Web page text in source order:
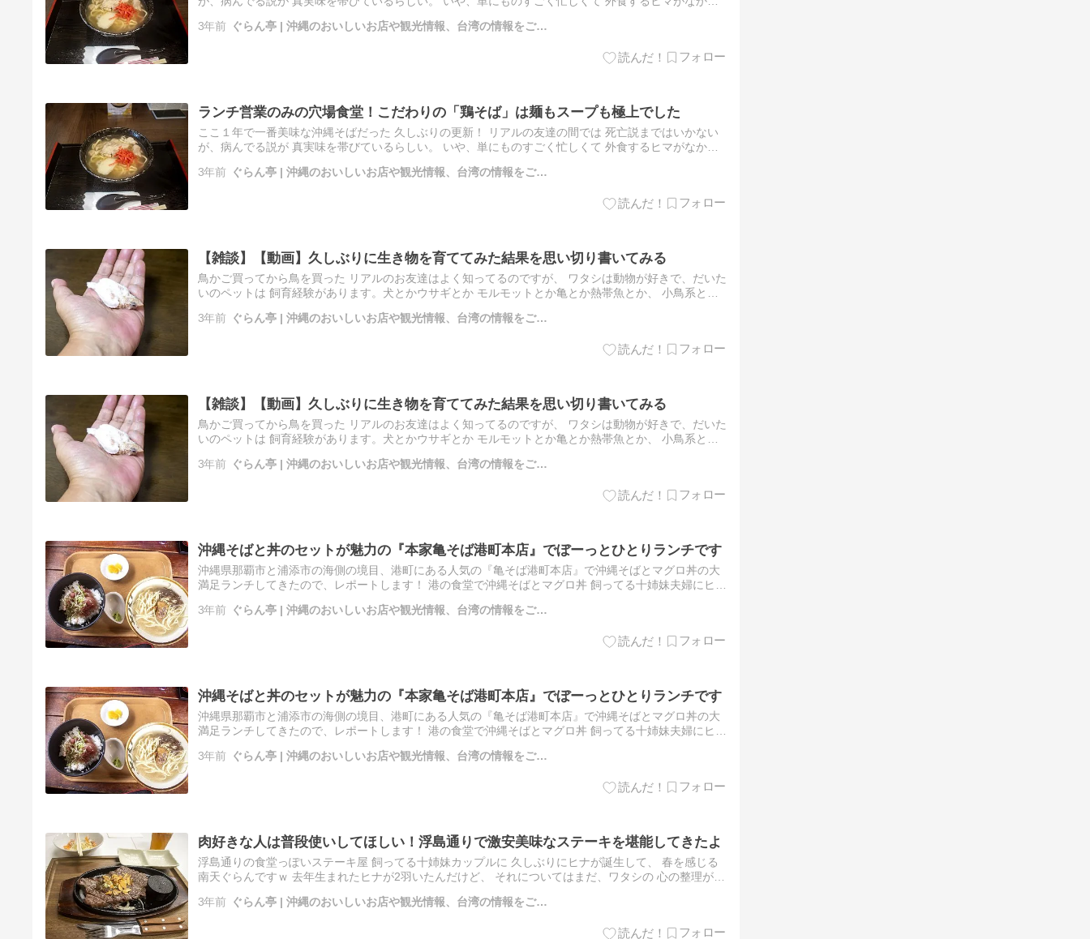
3年前 ぐらん亭 | 沖縄のおいしいお店や観光情報、台湾の情報をご…
ランチ営業のみの穴場食堂！こだわりの「鶏そば」は麺もスープも極上でした
ここ１年で一番美味な沖縄そばだった 久しぶりの更新！ リアルの友達の間では 死亡説まではいかない
が、病んでる説が 真実味を帯びているらしい。 いや、単にものすごく忙しくて 外食するヒマがなかっ
3年前 ぐらん亭 | 沖縄のおいしいお店や観光情報、台湾の情報をご…
【雑談】【動画】久しぶりに生き物を育ててみた結果を思い切り書いてみる
鳥かご買ってから鳥を買った リアルのお友達はよく知ってるのですが、 ワタシは動物が好きで、だいた
いのペットは 飼育経験があります。犬とかウサギとか モルモットとか亀とか熱帯魚とか、 小鳥系とか
3年前 ぐらん亭 | 沖縄のおいしいお店や観光情報、台湾の情報をご…
【雑談】【動画】久しぶりに生き物を育ててみた結果を思い切り書いてみる
鳥かご買ってから鳥を買った リアルのお友達はよく知ってるのですが、 ワタシは動物が好きで、だいた
いのペットは 飼育経験があります。犬とかウサギとか モルモットとか亀とか熱帯魚とか、 小鳥系とか
3年前 ぐらん亭 | 沖縄のおいしいお店や観光情報、台湾の情報をご…
沖縄そばと丼のセットが魅力の『本家亀そば港町本店』でぼーっとひとりランチです
沖縄県那覇市と浦添市の海側の境目、港町にある人気の『亀そば港町本店』で沖縄そばとマグロ丼の大
満足ランチしてきたので、レポートします！ 港の食堂で沖縄そばとマグロ丼 飼ってる十姉妹夫婦にヒナ
3年前 ぐらん亭 | 沖縄のおいしいお店や観光情報、台湾の情報をご…
沖縄そばと丼のセットが魅力の『本家亀そば港町本店』でぼーっとひとりランチです
沖縄県那覇市と浦添市の海側の境目、港町にある人気の『亀そば港町本店』で沖縄そばとマグロ丼の大
満足ランチしてきたので、レポートします！ 港の食堂で沖縄そばとマグロ丼 飼ってる十姉妹夫婦にヒナ
3年前 ぐらん亭 | 沖縄のおいしいお店や観光情報、台湾の情報をご…
肉好きな人は普段使いしてほしい！浮島通りで激安美味なステーキを堪能してきたよ
浮島通りの食堂っぽいステーキ屋 飼ってる十姉妹カップルに 久しぶりにヒナが誕生して、 春を感じる
南天ぐらんですｗ 去年生まれたヒナが2羽いたんだけど、 それについてはまだ、ワタシの 心の整理が完
3年前 ぐらん亭 | 沖縄のおいしいお店や観光情報、台湾の情報をご…